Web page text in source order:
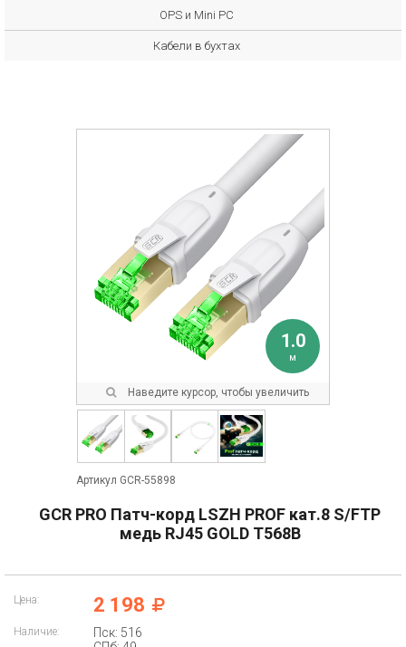
OPS и Mini PC
Кабели в бухтах
1.0
м
Наведите курсор, чтобы увеличить
Артикул GCR-55898
GCR PRO Патч-корд LSZH PROF кат.8 S/FTP
медь RJ45 GOLD T568B
Цена: 2 198
Наличие:
Пск: 516